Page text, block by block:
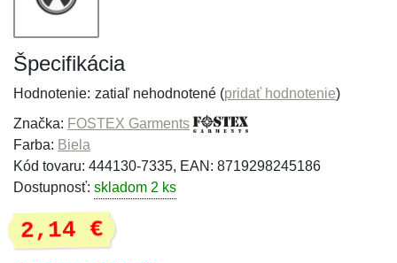
Špecifikácia
Hodnotenie: zatiaľ nehodnotené (pridať hodnotenie)
Značka: FOSTEX Garments
Farba: Biela
Kód tovaru: 444130-7335, EAN: 8719298245186
Dostupnosť: skladom 2 ks
2,14 €